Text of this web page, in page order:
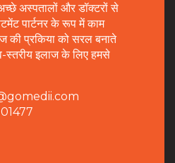
अस्पतालों और डॉक्टरों से
पार्टनर के रूप में काम
की प्रकिया को सरल बनाते
स्तरीय इलाज के लिए हमसे